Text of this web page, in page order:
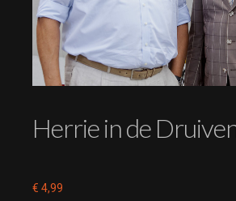
Herrie in de
€ 4,99